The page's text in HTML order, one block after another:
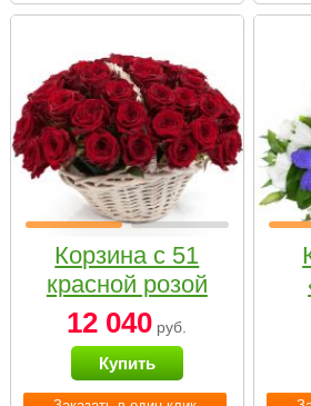
Корзина с 51
красной розой
12 040 руб.
Купить